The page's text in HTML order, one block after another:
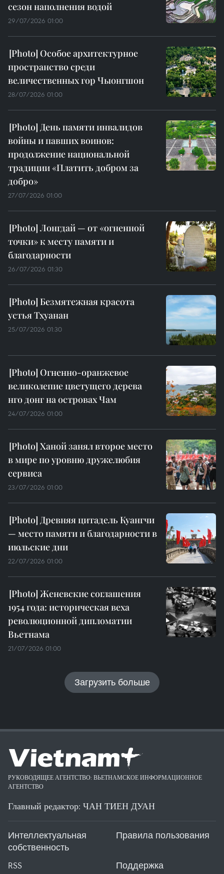
сезон наполнения водой
29/07/2026 01:00
Особое архитектурное
пространство среди
величественных гор Чыонгшон
28/07/2026 01:00
День памяти инвалидов
войны и павших воинов:
продолжение национальной
традиции «Платить добром за
добро»
27/07/2026 01:00
Лонгдай — от «огненной
точки» к месту памяти и
благодарности
26/07/2026 01:30
Безмятежная красота
устья Тхуанан
25/07/2026 01:30
Огненно-оранжевое
великолепие цветущего дерева
нго донг на островах Чам
24/07/2026 01:00
Ханой занял второе место
в мире по уровню дружелюбия
сервиса
23/07/2026 01:00
Древняя цитадель Куангчи
— место памяти и благодарности в
июльские дни
22/07/2026 01:00
Женевские соглашения
1954 года: историческая веха
революционной дипломатии
Вьетнама
21/07/2026 01:00
Загрузить больше
РУКОВОДЯЩЕЕ АГЕНТСТВО: ВЬЕТНАМСКОЕ ИНФОРМАЦИОННОЕ
АГЕНТСТВО
Главный редактор: ЧАН ТИЕН ДУАН
Интеллектуальная
собственность
Правила пользования
RSS Поддержка